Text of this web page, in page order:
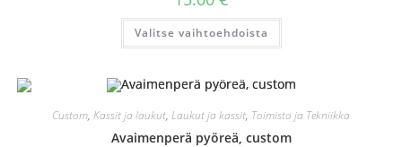
Valitse vaihtoehdoista
Tällä
on
Voit
valinnat
tuotteen
sivulla.
Custom, Kassit ja laukut, Laukut ja kassit, Toimisto ja Tekniikka
Avaimenperä pyöreä, custom